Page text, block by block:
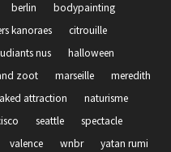
berlin
bodypainting
kanoraes
citrouille
nus
halloween
zoot marseille
meredith
attraction
naturisme
seattle
spectacle
valence wnbr
yatan rumi